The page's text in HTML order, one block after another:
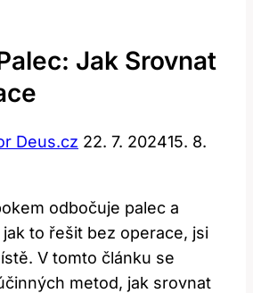
Jak Srovnat
Deus.cz 22. 7. 202415. 8.
odbočuje palec a
to řešit bez operace, jsi
V tomto článku se
metod, jak srovnat